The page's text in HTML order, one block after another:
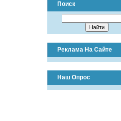
Поиск
Реклама На Сайте
Наш Опрос